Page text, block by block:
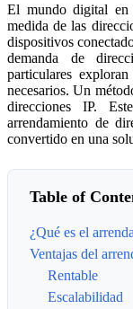
El mundo digital en
medida de las
dispositivos
demanda de
particulares
necesarios. Un
direcciones IP.
arrendamiento de
convertido en una
Table of
¿Qué es el
Ventajas del
Rentable
Escalabilidad